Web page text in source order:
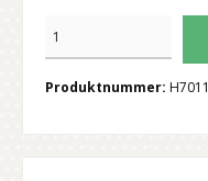
Produktnummer: H7011